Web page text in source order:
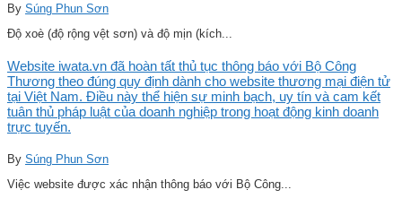
By Súng Phun Sơn
Độ xoè (độ rộng vệt sơn) và độ mịn (kích...
Website iwata.vn đã hoàn tất thủ tục thông báo với Bộ Công
Thương theo đúng quy định dành cho website thương mại điện tử
tại Việt Nam. Điều này thể hiện sự minh bạch, uy tín và cam kết
tuân thủ pháp luật của doanh nghiệp trong hoạt động kinh doanh
trực tuyến.
By Súng Phun Sơn
Việc website được xác nhận thông báo với Bộ Công...